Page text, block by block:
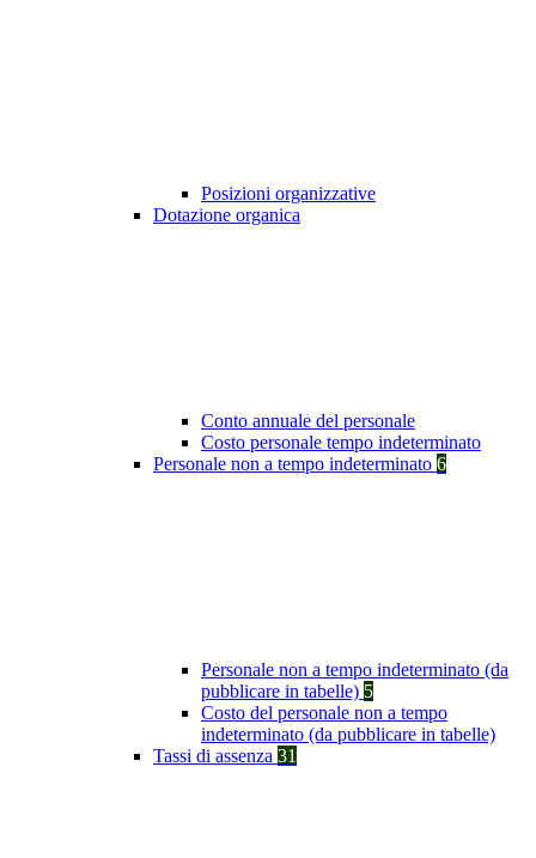
Posizioni organizzative
Dotazione organica
Conto annuale del personale
Costo personale tempo indeterminato
Personale non a tempo indeterminato 6
Personale non a tempo indeterminato (da
pubblicare in tabelle) 5
Costo del personale non a tempo
indeterminato (da pubblicare in tabelle)
Tassi di assenza 31